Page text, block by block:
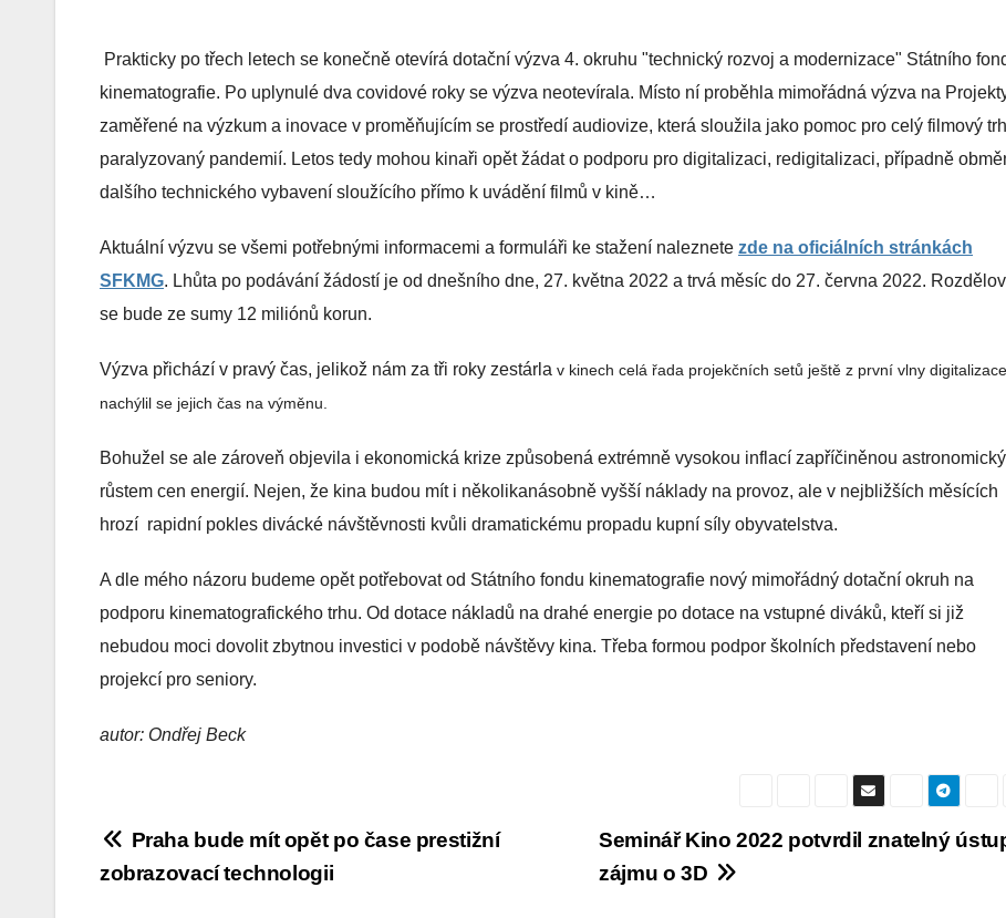
Prakticky po třech letech se konečně otevírá dotační výzva 4. okruhu "technický rozvoj a modernizace" Státního
kinematografie. Po uplynulé dva covidové roky se výzva neotevírala. Místo ní proběhla mimořádná výzva na
zaměřené na výzkum a inovace v proměňujícím se prostředí audiovize, která sloužila jako pomoc pro celý filmový trh
paralyzovaný pandemií. Letos tedy mohou kinaři opět žádat o podporu pro digitalizaci, redigitalizaci, případně
dalšího technického vybavení sloužícího přímo k uvádění filmů v kině…
Aktuální výzvu se všemi potřebnými informacemi a formuláři ke stažení naleznete zde na oficiálních stránkách
SFKMG. Lhůta po podávání žádostí je od dnešního dne, 27. května 2022 a trvá měsíc do 27. června 2022.
se bude ze sumy 12 miliónů korun.
Výzva přichází v pravý čas, jelikož nám za tři roky zestárla v kinech celá řada projekčních setů ještě z první vlny
nachýlil se jejich čas na výměnu.
Bohužel se ale zároveň objevila i ekonomická krize způsobená extrémně vysokou inflací zapříčiněnou
růstem cen energií. Nejen, že kina budou mít i několikanásobně vyšší náklady na provoz, ale v nejbližších měsících
hrozí rapidní pokles divácké návštěvnosti kvůli dramatickému propadu kupní síly obyvatelstva.
A dle mého názoru budeme opět potřebovat od Státního fondu kinematografie nový mimořádný dotační okruh na
podporu kinematografického trhu. Od dotace nákladů na drahé energie po dotace na vstupné diváků, kteří si již
nebudou moci dovolit zbytnou investici v podobě návštěvy kina. Třeba formou podpor školních představení nebo
projekcí pro seniory.
autor: Ondřej Beck
Navigace
pro
Seminář Kino 2022 potvrdil znatelný
zájmu o 3D
Praha bude mít opět po čase prestižní
zobrazovací technologii